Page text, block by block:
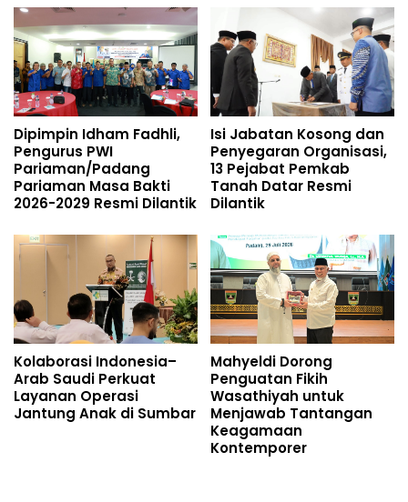
Dipimpin Idham Fadhli,
Pengurus PWI
Pariaman/Padang
Pariaman Masa Bakti
2026-2029 Resmi Dilantik
Isi Jabatan Kosong dan
Penyegaran Organisasi,
13 Pejabat Pemkab
Tanah Datar Resmi
Dilantik
Kolaborasi Indonesia–
Arab Saudi Perkuat
Layanan Operasi
Jantung Anak di Sumbar
Mahyeldi Dorong
Penguatan Fikih
Wasathiyah untuk
Menjawab Tantangan
Keagamaan
Kontemporer